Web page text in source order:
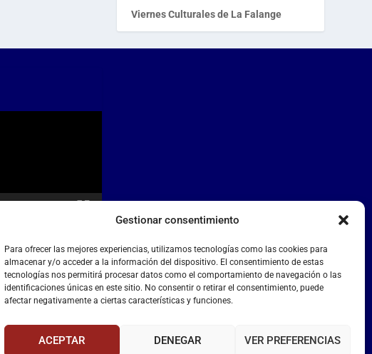
Gestionar consentimiento
Para ofrecer las mejores experiencias, utilizamos tecnologías como las cookies para
almacenar y/o acceder a la información del dispositivo. El consentimiento de estas
tecnologías nos permitirá procesar datos como el comportamiento de navegación o las
identificaciones únicas en este sitio. No consentir o retirar el consentimiento, puede
afectar negativamente a ciertas características y funciones.
ACEPTAR DENEGAR VER PREFERENCIAS
Viernes Culturales de La Falange